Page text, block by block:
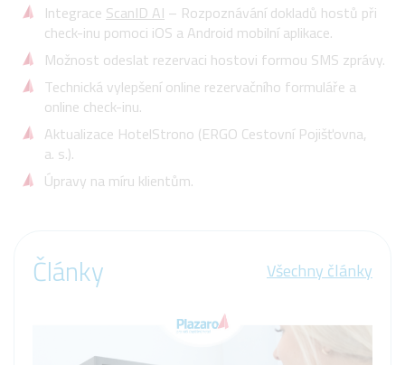
Integrace ScanID AI – Rozpoznávání dokladů hostů při
check-inu pomoci iOS a Android mobilní aplikace.
Možnost odeslat rezervaci hostovi formou SMS zprávy.
Technická vylepšení online rezervačního formuláře a
online check-inu.
Aktualizace HotelStrono (ERGO Cestovní Pojišťovna,
a. s.).
Úpravy na míru klientům.
Články Všechny články